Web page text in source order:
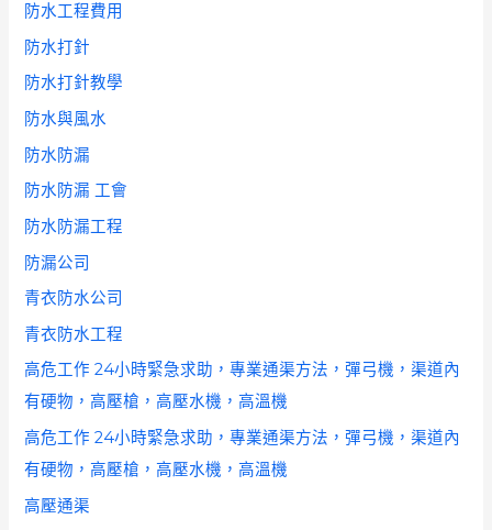
防水工程費用
防水打針
防水打針教學
防水與風水
防水防漏
防水防漏 工會
防水防漏工程
防漏公司
青衣防水公司
青衣防水工程
高危工作 24小時緊急求助，專業通渠方法，彈弓機，渠道內
有硬物，高壓槍，高壓水機，高溫機
高危工作 24小時緊急求助，專業通渠方法，彈弓機，渠道內
有硬物，高壓槍，高壓水機，高溫機
高壓通渠